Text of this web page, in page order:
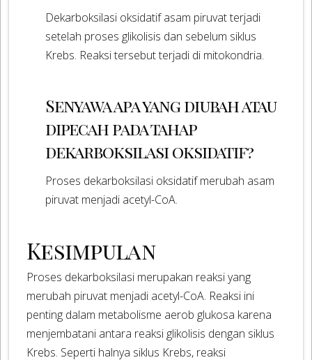
Dekarboksilasi oksidatif asam piruvat terjadi
setelah proses glikolisis dan sebelum siklus
Krebs. Reaksi tersebut terjadi di mitokondria.
Senyawa apa yang diubah atau
dipecah pada tahap
dekarboksilasi oksidatif?
Proses dekarboksilasi oksidatif merubah asam
piruvat menjadi acetyl-CoA.
Kesimpulan
Proses dekarboksilasi merupakan reaksi yang
merubah piruvat menjadi acetyl-CoA. Reaksi ini
penting dalam metabolisme aerob glukosa karena
menjembatani antara reaksi glikolisis dengan siklus
Krebs. Seperti halnya siklus Krebs, reaksi